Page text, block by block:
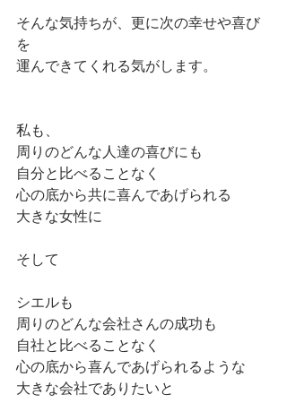
そんな気持ちが、更に次の幸せや喜び
を
運んできてくれる気がします。
私も、
周りのどんな人達の喜びにも
自分と比べることなく
心の底から共に喜んであげられる
大きな女性に
そして
シエルも
周りのどんな会社さんの成功も
自社と比べることなく
心の底から喜んであげられるような
大きな会社でありたいと